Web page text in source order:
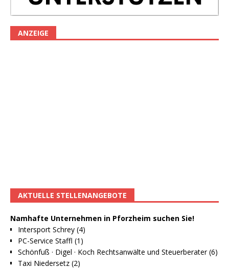
ANZEIGE
AKTUELLE STELLENANGEBOTE
Namhafte Unternehmen in Pforzheim suchen Sie!
Intersport Schrey (4)
PC-Service Staffl (1)
Schönfuß · Digel · Koch Rechtsanwälte und Steuerberater (6)
Taxi Niedersetz (2)